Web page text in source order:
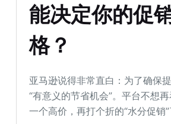
能决定你的促
格？
亚马逊说得非常直白：为了确保
“有意义的节省机会”。平台不想
一个高价，再打个折的“水分促销”